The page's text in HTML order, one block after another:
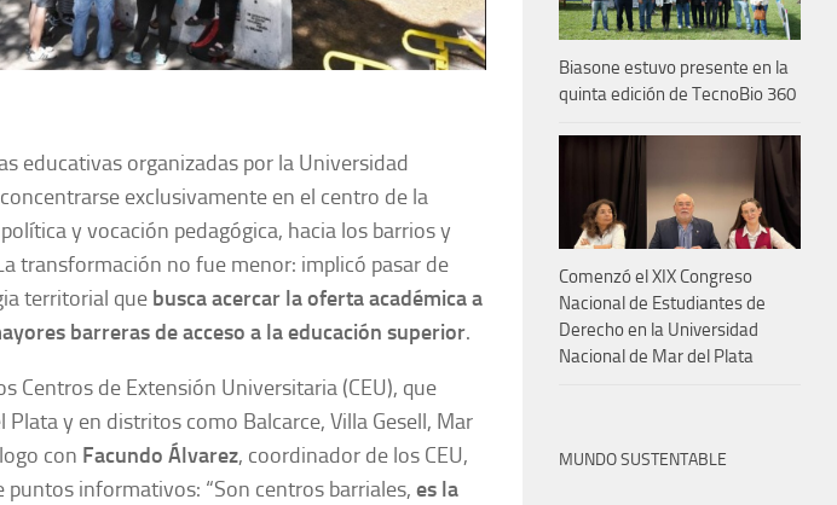
educativas organizadas por la Universidad
exclusivamente en el centro de la
y vocación pedagógica, hacia los barrios y
transformación no fue menor: implicó pasar de
territorial que busca acercar la oferta académica a
barreras de acceso a la educación superior.
Centros de Extensión Universitaria (CEU), que
y en distritos como Balcarce, Villa Gesell, Mar
con Facundo Álvarez, coordinador de los CEU,
informativos: “Son centros barriales, es la
Biasone estuvo presente en la
quinta edición de TecnoBio 360
Comenzó el XIX Congreso
Nacional de Estudiantes de
Derecho en la Universidad
Nacional de Mar del Plata
MUNDO SUSTENTABLE